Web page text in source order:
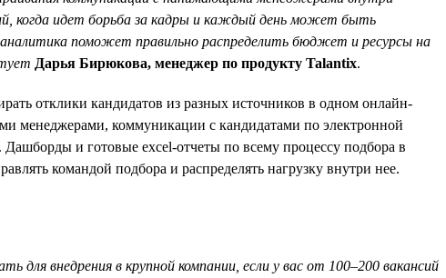
когда идет борьба за кадры и каждый день может быть
поможет правильно распределить бюджет и ресурсы на
Дарья Бирюкова, менеджер по продукту Talantix.
отклики кандидатов из разных источников в одном онлайн-
менеджерами, коммуникации с кандидатами по электронной
Дашборды и готовые excel-отчеты по всему процессу подбора в
командой подбора и распределять нагрузку внутри нее.
внедрения в крупной компании, если у вас от 100–200 вакансий